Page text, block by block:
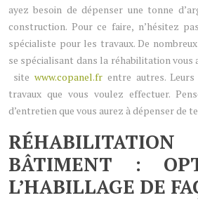
ayez besoin de dépenser une tonne
construction. Pour ce faire, n’hésitez
spécialiste pour les travaux. De
se spécialisant dans la réhabilitation vous
site www.copanel.frentre autres.
travaux que vous voulez effectuer.
d’entretien que vous aurez à dépenser de
BÂTIMENT :
L’HABILLAGE DE